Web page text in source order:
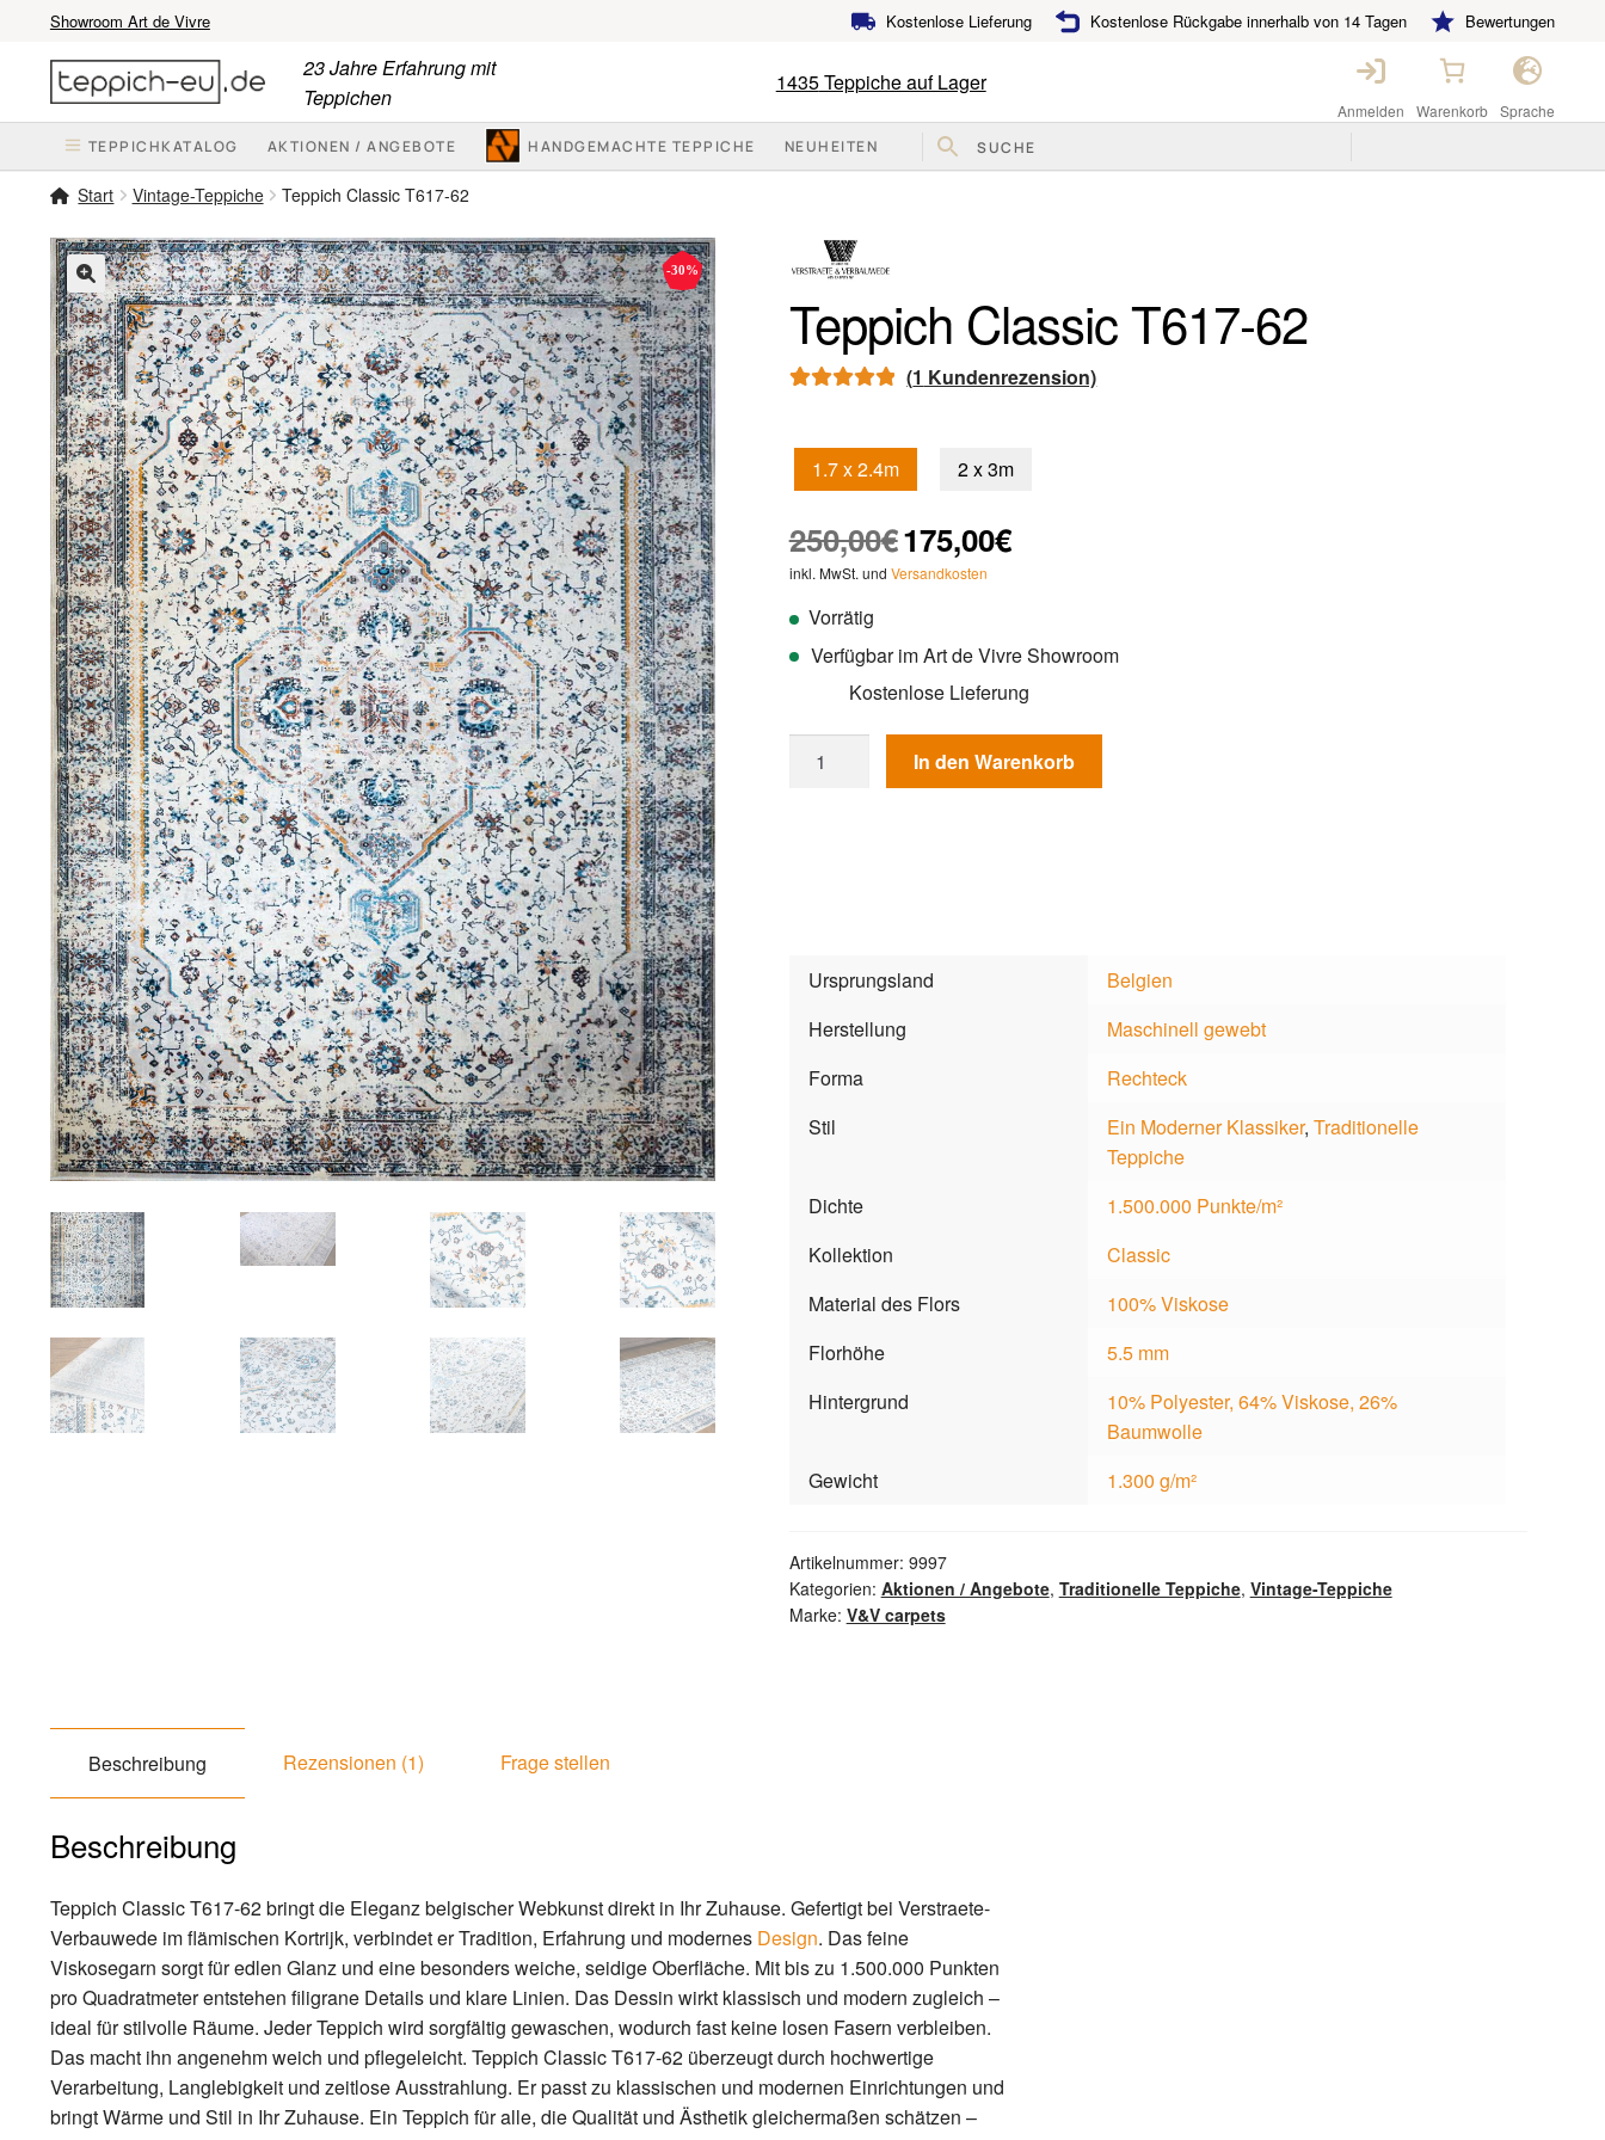
Showroom Art de Vivre Kostenlose Lieferung Kostenlose Rückgabe innerhalb von 14 Tagen Bewertungen
Zur
Navigation
springen
Zum
Inhalt
springen
23 Jahre Erfahrung mit
Teppichen
1435Teppiche auf Lager
Anmelden Warenkorb Sprache
TEPPICHKATALOG
AKTIONEN / ANGEBOTE HANDGEMACHTE TEPPICHE NEUHEITEN
Start Vintage-Teppiche Teppich Classic T617-62
🔍
-30%
Teppich Classic T617-62
5.00von
5,
nd auf
Kundenb
ewertun
(1 Kundenrezension)
1.7 x 2.4m 2 x 3m
250,00€ Ursprünglicher
Preis
war:
175,00€Aktueller
Preis
inkl. MwSt. und Versandkosten
Vorrätig
Verfügbar im Art de Vivre Showroom
Kostenlose Lieferung
Classic
In den Warenkorb
Ursprungsland
Belgien
Herstellung
Maschinell gewebt
Forma
Rechteck
Stil
Ein Moderner Klassiker, Traditionelle
Teppiche
Dichte
1.500.000 Punkte/m²
Kollektion
Classic
Material des Flors
100% Viskose
Florhöhe
5.5 mm
Hintergrund
10% Polyester, 64% Viskose, 26%
Baumwolle
Gewicht
1.300 g/m²
Artikelnummer: 9997
Kategorien: Aktionen / Angebote, Traditionelle Teppiche, Vintage-Teppiche
Marke: V&V carpets
Beschreibung Rezensionen (1) Frage stellen
Beschreibung
Teppich Classic T617-62 bringt die Eleganz belgischer Webkunst direkt in Ihr Zuhause. Gefertigt bei Verstraete-
Verbauwede im flämischen Kortrijk, verbindet er Tradition, Erfahrung und modernes Design. Das feine
Viskosegarn sorgt für edlen Glanz und eine besonders weiche, seidige Oberfläche. Mit bis zu 1.500.000 Punkten
pro Quadratmeter entstehen filigrane Details und klare Linien. Das Dessin wirkt klassisch und modern zugleich –
ideal für stilvolle Räume. Jeder Teppich wird sorgfältig gewaschen, wodurch fast keine losen Fasern verbleiben.
Das macht ihn angenehm weich und pflegeleicht. Teppich Classic T617-62 überzeugt durch hochwertige
Verarbeitung, Langlebigkeit und zeitlose Ausstrahlung. Er passt zu klassischen und modernen Einrichtungen und
bringt Wärme und Stil in Ihr Zuhause. Ein Teppich für alle, die Qualität und Ästhetik gleichermaßen schätzen –